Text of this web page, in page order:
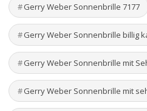
Gerry Weber Sonnenbrille 7177
Gerry Weber Sonnenbrille billig
Gerry Weber Sonnenbrille mit
Gerry Weber Sonnenbrille mit